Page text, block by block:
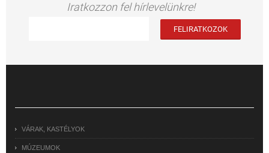
Iratkozzon fel hírlevelünkre!
VÁRAK, KASTÉLYOK
MÚZEUMOK